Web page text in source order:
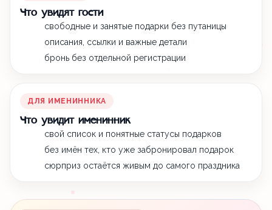
Что увидят гости
свободные и занятые подарки без путаницы
описания, ссылки и важные детали
бронь без отдельной регистрации
ДЛЯ ИМЕНИННИКА
Что увидит именинник
свой список и понятные статусы подарков
без имён тех, кто уже забронировал подарок
сюрприз остаётся живым до самого праздника